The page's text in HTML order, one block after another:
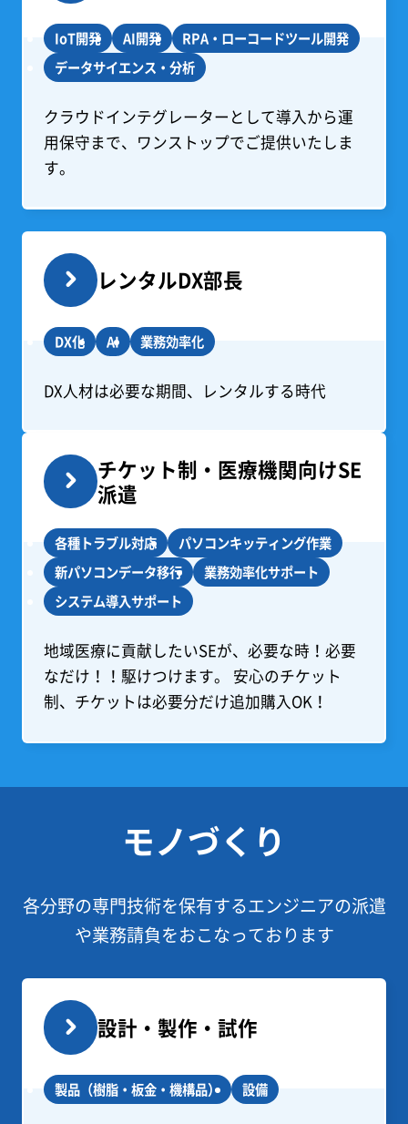
IoT開発 AI開発
RPA・ローコードツール開発
データサイエンス・分析
クラウドインテグレーターとして導入から運
用保守まで、ワンストップでご提供いたしま
す。
レンタルDX部長
DX化 AI 業務効率化
DX人材は必要な期間、レンタルする時代
チケット制・医療機関向けSE
派遣
各種トラブル対応
パソコンキッティング作業
新パソコンデータ移行
業務効率化サポート
システム導入サポート
地域医療に貢献したいSEが、必要な時！必要
なだけ！！駆けつけます。 安心のチケット
制、チケットは必要分だけ追加購入OK！
モノづくり
各分野の専門技術を保有するエンジニアの派遣
や業務請負をおこなっております
設計・製作・試作
製品（樹脂・板金・機構品） 設備